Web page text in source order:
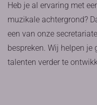
Heb je al ervaring met
muzikale achtergrond?
een van onze
bespreken. Wij helpen
talenten verder te